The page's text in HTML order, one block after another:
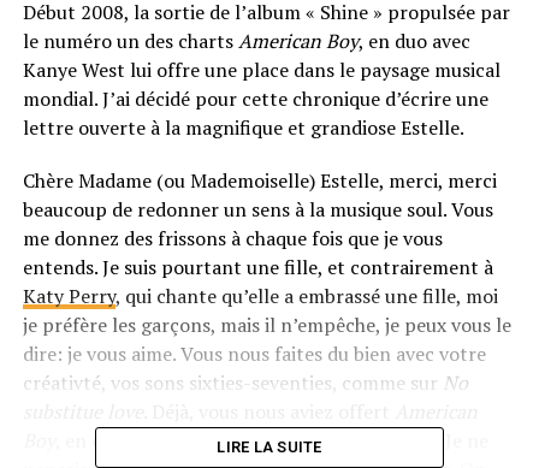
Début 2008, la sortie de l’album « Shine » propulsée par
le numéro un des chartsAmerican Boy, en duo avec
Kanye West lui offre une place dans le paysage musical
mondial. J’ai décidé pour cette chronique d’écrire une
lettre ouverte à la magnifique et grandiose Estelle.
Chère Madame (ou Mademoiselle) Estelle, merci, merci
beaucoup de redonner un sens à la musique soul. Vous
me donnez des frissons à chaque fois que je vous
entends. Je suis pourtant une fille, et contrairement à
Katy Perry, qui chante qu’elle a embrassé une fille, moi
je préfère les garçons, mais il n’empêche, je peux vous le
dire: je vous aime. Vous nous faites du bien avec votre
créativté, vos sons sixties-seventies, comme sur No
, en collaboration avec le grand Kanye West. Je ne
LIRE LA SUITE